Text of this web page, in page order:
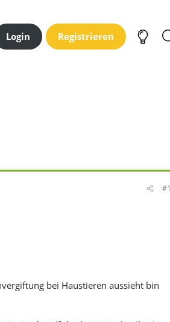
Login Registrieren
#1
bei Haustieren aussieht bin